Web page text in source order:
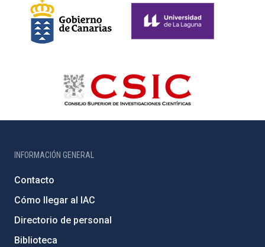
INFORMACIÓN GENERAL
Contacto
Cómo llegar al IAC
Directorio de personal
Biblioteca